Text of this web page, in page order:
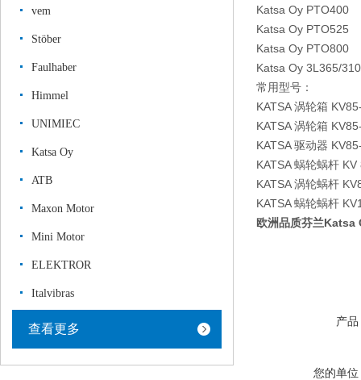
vem
Stöber
Faulhaber
Himmel
UNIMIEC
Katsa Oy
ATB
Maxon Motor
Mini Motor
ELEKTROR
Italvibras
查看更多
Katsa Oy PTO400
Katsa Oy PTO525
Katsa Oy PTO800
Katsa Oy 3L365/
常用型号：
KATSA 涡轮箱
KATSA 涡轮箱
KATSA 驱动器
KATSA 蜗轮蜗杆
KATSA 涡轮蜗杆
KATSA 蜗轮蜗杆
欧洲品质芬兰Katsa
产品
您的单位